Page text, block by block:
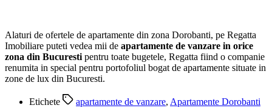
Alaturi de ofertele de apartamente din zona Dorobanti, pe Regatta
Imobiliare puteti vedea mii de apartamente de vanzare in orice
zona din Bucuresti pentru toate bugetele, Regatta fiind o companie
renumita in special pentru portofoliul bogat de apartamente situate in
zone de lux din Bucuresti.
Etichete apartamente de vanzare, Apartamente Dorobanti